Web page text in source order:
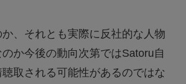
、それとも実際に反社的な人物
か今後の動向次第ではSatoru自
取される可能性があるのではな